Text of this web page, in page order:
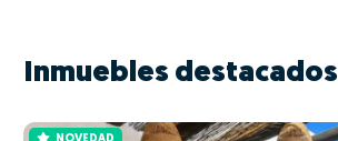
Inmuebles destacados